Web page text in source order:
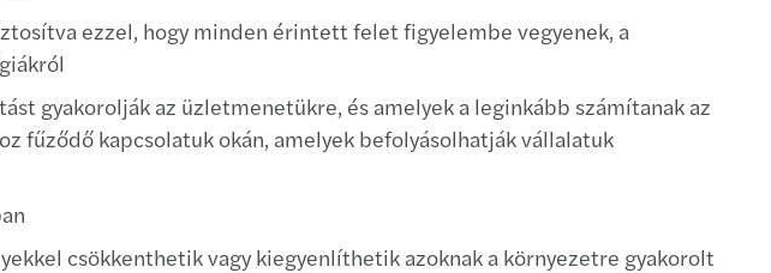
Discover our 2018 Ecommerce Reports!
ezzel, hogy minden érintett felet figyelembe vegyenek, a
gyakorolják az üzletmenetükre, és amelyek a leginkább számítanak az
fűződő kapcsolatuk okán, amelyek befolyásolhatják vállalatuk
csökkenthetik vagy kiegyenlíthetik azoknak a környezetre gyakorolt